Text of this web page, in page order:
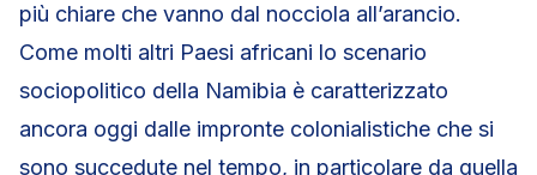
più chiare che vanno dal nocciola all’arancio.
Come molti altri Paesi africani lo scenario
sociopolitico della Namibia è caratterizzato
ancora oggi dalle impronte colonialistiche che si
sono succedute nel tempo, in particolare da quella